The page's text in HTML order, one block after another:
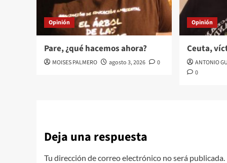
Opinión
Pare, ¿qué hacemos ahora?
MOISES PALMERO agosto 3, 2026 0
Opinión
Ceuta,
ANTONIO
0
Deja una respuesta
Tu dirección de correo electrónico no será publicada.